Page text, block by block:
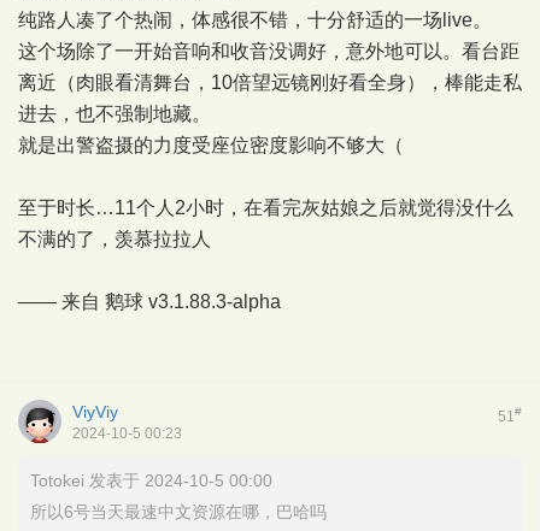
纯路人凑了个热闹，体感很不错，十分舒适的一场live。
这个场除了一开始音响和收音没调好，意外地可以。看台距
离近（肉眼看清舞台，10倍望远镜刚好看全身），棒能走私
进去，也不强制地藏。
就是出警盗摄的力度受座位密度影响不够大（
至于时长…11个人2小时，在看完灰姑娘之后就觉得没什么
不满的了，羡慕拉拉人
—— 来自 鹅球 v3.1.88.3-alpha
51#
ViyViy
2024-10-5 00:23
Totokei 发表于 2024-10-5 00:00
所以6号当天最速中文资源在哪，巴哈吗